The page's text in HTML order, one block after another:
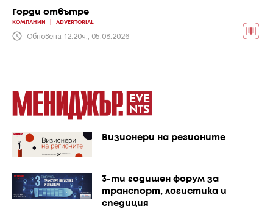
Горди отвътре
КОМПАНИИ ADVERTORIAL
Обновена 12:20ч., 05.08.2026
Визионери на регионите
3-ти годишен форум за
транспорт, логистика и
спедиция